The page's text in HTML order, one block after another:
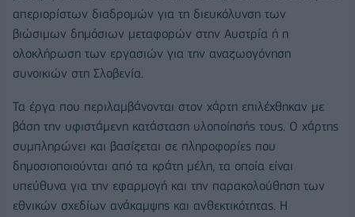
απεριορίστων διαδρομών για τη διευκόλυνση των
βιώσιμων δημόσιων μεταφορών στην Αυστρία ή η
ολοκλήρωση των εργασιών για την αναζωογόνηση
συνοικιών στη Σλοβενία.
Τα έργα που περιλαμβάνονται στον χάρτη επιλέχθηκαν με
βάση την υφιστάμενη κατάσταση υλοποίησής τους. Ο χάρτης
συμπληρώνει και βασίζεται σε πληροφορίες που
δημοσιοποιούνται από τα κράτη μέλη, τα οποία είναι
υπεύθυνα για την εφαρμογή και την παρακολούθηση των
εθνικών σχεδίων ανάκαμψης και ανθεκτικότητας. Η